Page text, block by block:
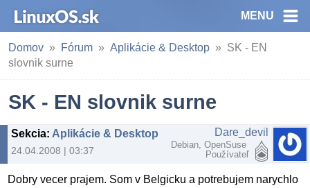
MENU
Domov Fórum Aplikácie & Desktop
SK - EN
slovnik surne
SK - EN slovnik surne
Sekcia: Aplikácie & Desktop
24.04.2008 | 03:37
Dare_devil
Debian, OpenSuse
Používateľ
Dobry vecer prajem. Som v Belgicku a potrebujem narychlo